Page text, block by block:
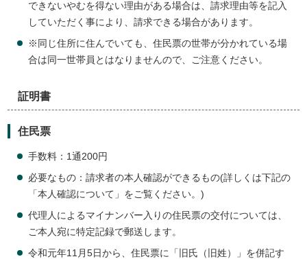
できないやむを得ない理由がある場合は、請求理由等を記入
していただく事により、請求できる場合があります。
※同じ住所に住んでいても、住民票の世帯が分かれている場
合は同一世帯員とはなりませんので、ご注意ください。
証明書
住民票
手数料：1通200円
必要なもの：請求者の本人確認ができるもの(詳しくは下記の
「本人確認について」をご覧ください。)
代理人によるマイナンバー入りの住民票の交付については、
ご本人宛に特定記録で郵送します。
令和元年11月5日から、住民票に「旧氏（旧姓）」を併記す